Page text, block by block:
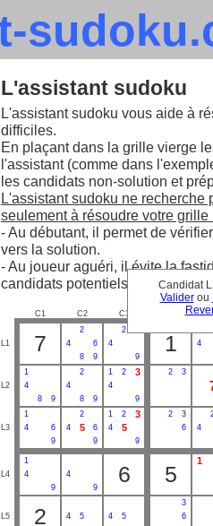
Candidat
Validerou
L'assistant sudoku
L'assistant sudoku vous aide à
difficiles.
En plaçant dans la grille vierge
l'assistant (comme dans
les candidats non-solution et
L'assistant sudoku ne
seulement à résoudre votre grille
- Au débutant, il permet de
vers la solution.
- Au joueur aguéri, il évite la
candidats potentiels.
C1 C2 C3
L1 7
2
4
6
8
9
2
4
9
1
4
L2
1
4
8
9
2
4
8
9
1 2 3
4
9
2 3
L3
1
4
6
9
2
4
5
6
9
1 2 3
4 5
9
2
3
6
4
L4
1
4
9
4
9
6 5
1
L5 2 4
5
4
5
3
6